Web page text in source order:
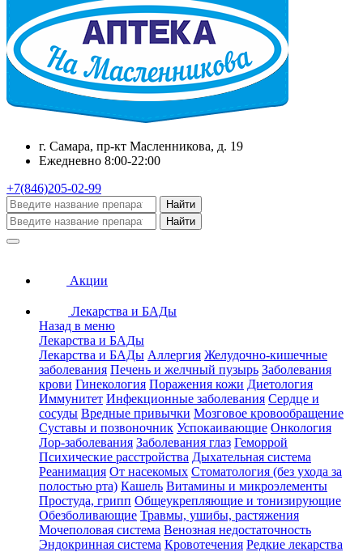
г. Самара, пр-кт Масленникова, д. 19
Ежедневно 8:00-22:00
+7(846)205-02-99
Найти
Найти
Акции
Лекарства и БАДы
Назад в меню
Лекарства и БАДы
Лекарства и БАДы Аллергия Желудочно-кишечные
заболевания Печень и желчный пузырь Заболевания
крови Гинекология Поражения кожи Диетология
Иммунитет Инфекционные заболевания Сердце и
сосуды Вредные привычки Мозговое кровообращение
Суставы и позвоночник Успокаивающие Онкология
Лор-заболевания Заболевания глаз Геморрой
Психические расстройства Дыхательная система
Реанимация От насекомых Стоматология (без ухода за
полостью рта) Кашель Витамины и микроэлементы
Простуда, грипп Общеукрепляющие и тонизирующие
Обезболивающие Травмы, ушибы, растяжения
Мочеполовая система Венозная недостаточность
Эндокринная система Кровотечения Редкие лекарства